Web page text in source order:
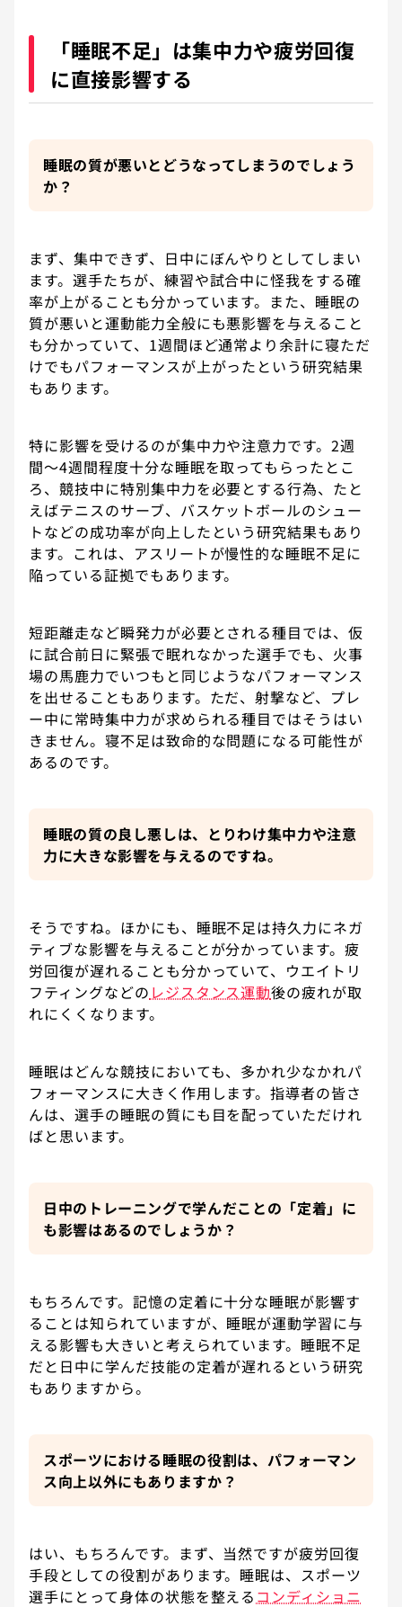
「睡眠不足」は集中力や疲労回復
に直接影響する
睡眠の質が悪いとどうなってしまうのでしょう
か？
まず、集中できず、日中にぼんやりとしてしまい
ます。選手たちが、練習や試合中に怪我をする確
率が上がることも分かっています。また、睡眠の
質が悪いと運動能力全般にも悪影響を与えること
も分かっていて、1週間ほど通常より余計に寝ただ
けでもパフォーマンスが上がったという研究結果
もあります。
特に影響を受けるのが集中力や注意力です。2週
間〜4週間程度十分な睡眠を取ってもらったとこ
ろ、競技中に特別集中力を必要とする行為、たと
えばテニスのサーブ、バスケットボールのシュー
トなどの成功率が向上したという研究結果もあり
ます。これは、アスリートが慢性的な睡眠不足に
陥っている証拠でもあります。
短距離走など瞬発力が必要とされる種目では、仮
に試合前日に緊張で眠れなかった選手でも、火事
場の馬鹿力でいつもと同じようなパフォーマンス
を出せることもあります。ただ、射撃など、プレ
ー中に常時集中力が求められる種目ではそうはい
きません。寝不足は致命的な問題になる可能性が
あるのです。
睡眠の質の良し悪しは、とりわけ集中力や注意
力に大きな影響を与えるのですね。
そうですね。ほかにも、睡眠不足は持久力にネガ
ティブな影響を与えることが分かっています。疲
労回復が遅れることも分かっていて、ウエイトリ
フティングなどの レジスタンス運動後の疲れが取
れにくくなります。
睡眠はどんな競技においても、多かれ少なかれパ
フォーマンスに大きく作用します。指導者の皆さ
んは、選手の睡眠の質にも目を配っていただけれ
ばと思います。
日中のトレーニングで学んだことの「定着」に
も影響はあるのでしょうか？
もちろんです。記憶の定着に十分な睡眠が影響す
ることは知られていますが、睡眠が運動学習に与
える影響も大きいと考えられています。睡眠不足
だと日中に学んだ技能の定着が遅れるという研究
もありますから。
スポーツにおける睡眠の役割は、パフォーマン
ス向上以外にもありますか？
はい、もちろんです。まず、当然ですが疲労回復
手段としての役割があります。睡眠は、スポーツ
選手にとって身体の状態を整える コンディショニ